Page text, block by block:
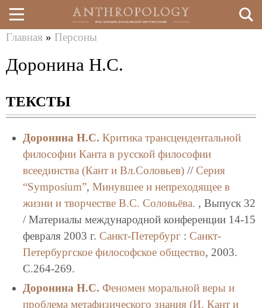
Перейти
к
содержанию
здесь
Главная » Персоны
Доронина Н.С.
ТЕКСТЫ
Доронина Н.С. Критика трансцендентальной
философии Канта в русской философии
всеединства (Кант и Вл.Соловьев)// Серия
“Symposium”, Минувшее и непреходящее в
жизни и творчестве В.С. Соловьёва. , Выпуск 32
/ Материалы международной конференции 14-15
февраля 2003 г. Санкт-Петербург: Санкт-
Петербургское философское общество, 2003.
C.264-269.
Доронина Н.С. Феномен моральной веры и
проблема метафизического знания (И. Кант и